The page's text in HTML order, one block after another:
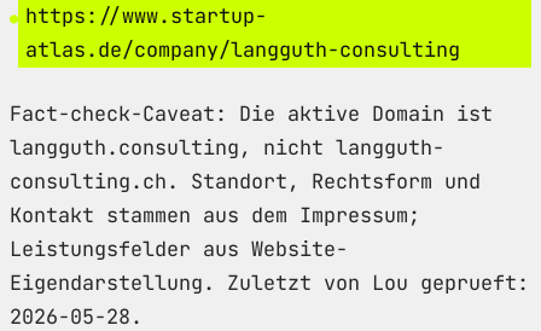
https://www.startup-
atlas.de/company/langguth-consulting
Fact-check-Caveat: Die aktive Domain ist
langguth.consulting, nicht langguth-
consulting.ch. Standort, Rechtsform und
Kontakt stammen aus dem Impressum;
Leistungsfelder aus Website-
Eigendarstellung. Zuletzt von Lou geprueft:
2026-05-28.